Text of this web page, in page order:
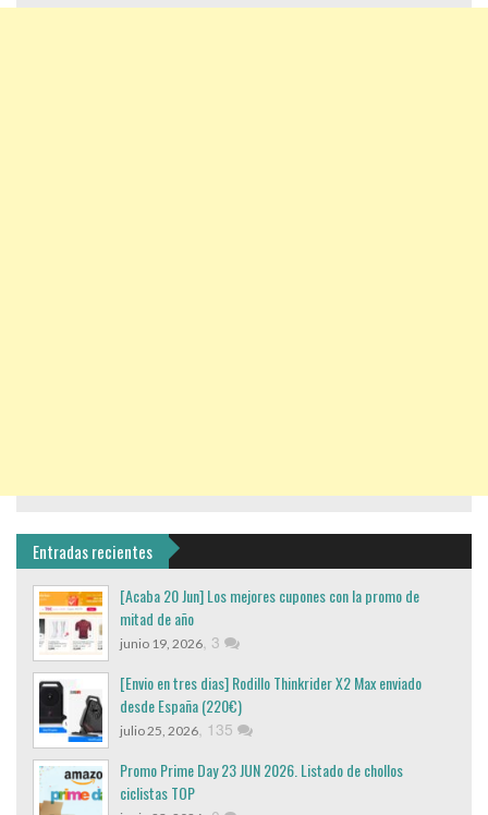
Entradas recientes
[Acaba 20 Jun] Los mejores cupones con la promo de
mitad de año
junio 19, 2026, 3
[Envio en tres dias] Rodillo Thinkrider X2 Max enviado
desde España (220€)
julio 25, 2026, 135
Promo Prime Day 23 JUN 2026. Listado de chollos
ciclistas TOP